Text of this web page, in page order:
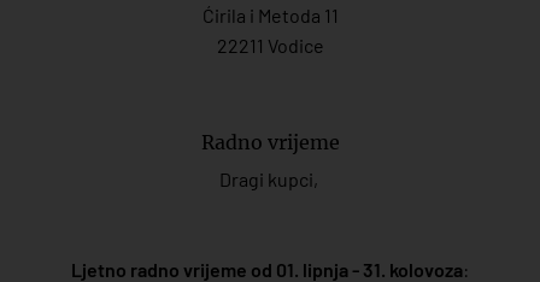
Ćirila i Metoda 11
22211 Vodice
Radno vrijeme
Dragi kupci,
Ljetno radno vrijeme od 01. lipnja - 31. kolovoza: